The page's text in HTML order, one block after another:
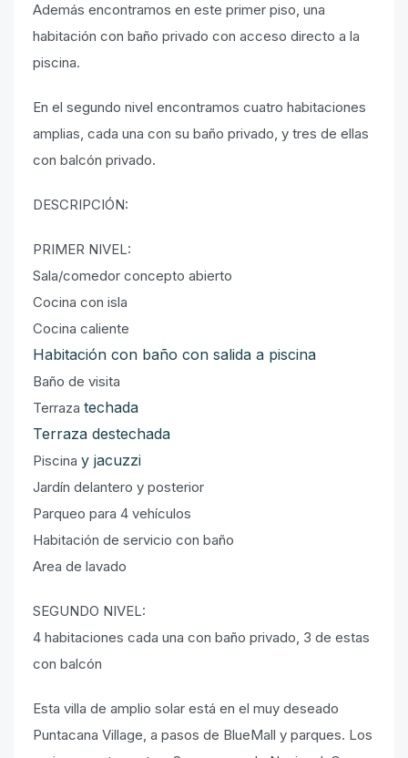
Además encontramos en este primer piso, una
habitación con baño privado con acceso directo a la
piscina.
En el segundo nivel encontramos cuatro habitaciones
amplias, cada una con su baño privado, y tres de ellas
con balcón privado.
DESCRIPCIÓN:
PRIMER NIVEL:
Sala/comedor concepto abierto
Cocina con isla
Cocina caliente
Habitación con baño con salida a piscina
Baño de visita
Terraza techada
Terraza destechada
Piscina y jacuzzi
Jardín delantero y posterior
Parqueo para 4 vehículos
Habitación de servicio con baño
Area de lavado
SEGUNDO NIVEL:
4 habitaciones cada una con baño privado, 3 de estas
con balcón
Esta villa de amplio solar está en el muy deseado
Puntacana Village, a pasos de BlueMall y parques. Los